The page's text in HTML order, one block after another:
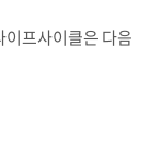
프사이클은 다음